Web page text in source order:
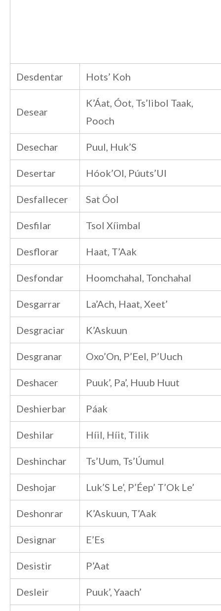
Desdentar Hots’ Koh
Desear
K’Áat, Óot, Ts’Iibol Taak,
Pooch
Desechar Puul, Huk’S
Desertar Hóok’Ol, Púuts’Ul
Desfallecer Sat Óol
Desfilar Tsol Xíimbal
Desflorar Haat, T’Aak
Desfondar Hoomchahal, Tonchahal
Desgarrar La’Ach, Haat, Xeet’
Desgraciar K’Askuun
Desgranar Oxo’On, P’Eel, P’Uuch
Deshacer Puuk’, Pa’, Huub Huut
Deshierbar Páak
Deshilar Híil, Híit, Tilik
Deshinchar Ts’Uum, Ts’Úumul
Deshojar Luk’S Le’, P’Éep’ T’Ok Le’
Deshonrar K’Askuun, T’Aak
Designar E’Es
Desistir P’Aat
Desleir Puuk’, Yaach’